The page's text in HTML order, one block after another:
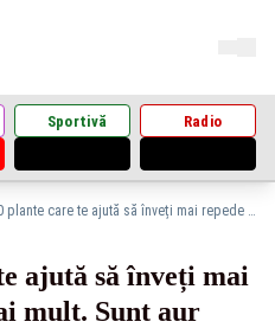
Sportivă Radio
Top 10 plante care te ajută să înveți mai repede și să reții mai mult. Sunt aur curat pentru memorie și concentrare
ajută să înveți mai
mult. Sunt aur